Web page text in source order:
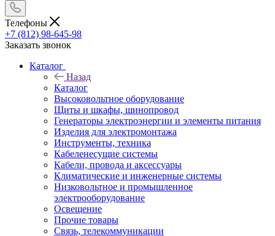
Телефоны
+7 (812) 98-645-98
Заказать звонок
Каталог
Назад
Каталог
Высоковольтное оборудование
Щиты и шкафы, шинопровод
Генераторы электроэнергии и элементы питания
Изделия для электромонтажа
Инструменты, техника
Кабеленесущие системы
Кабели, провода и аксессуары
Климатические и инженерные системы
Низковольтное и промышленное
электрооборудование
Освещение
Прочие товары
Связь, телекоммуникации